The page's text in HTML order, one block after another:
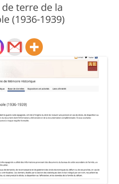
terre de la
(1936-1939)